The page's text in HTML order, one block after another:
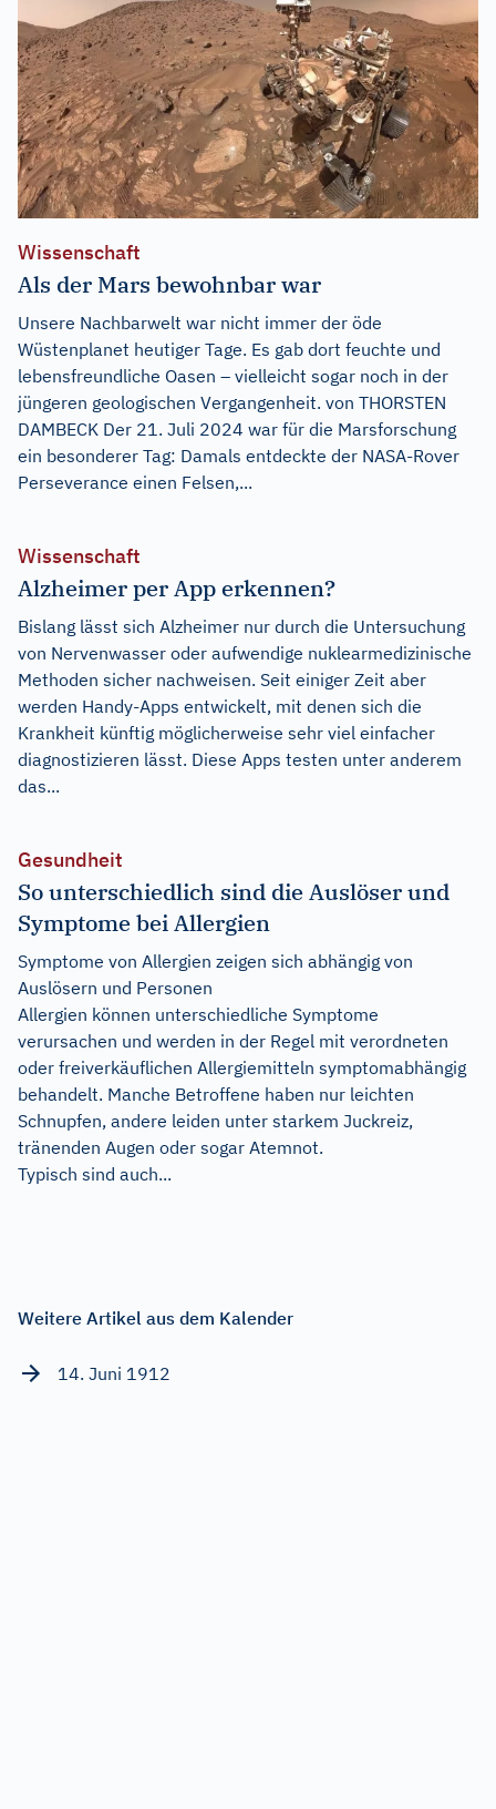
Wissenschaft
Als der Mars bewohnbar war
Unsere Nachbarwelt war nicht immer der öde
Wüstenplanet heutiger Tage. Es gab dort feuchte und
lebensfreundliche Oasen – vielleicht sogar noch in der
jüngeren geologischen Vergangenheit. von THORSTEN
DAMBECK Der 21. Juli 2024 war für die Marsforschung
ein besonderer Tag: Damals entdeckte der NASA-Rover
Perseverance einen Felsen,...
Wissenschaft
Alzheimer per App erkennen?
Bislang lässt sich Alzheimer nur durch die Untersuchung
von Nervenwasser oder aufwendige nuklearmedizinische
Methoden sicher nachweisen. Seit einiger Zeit aber
werden Handy-Apps entwickelt, mit denen sich die
Krankheit künftig möglicherweise sehr viel einfacher
diagnostizieren lässt. Diese Apps testen unter anderem
das...
Gesundheit
So unterschiedlich sind die Auslöser und
Symptome bei Allergien
Symptome von Allergien zeigen sich abhängig von
Auslösern und Personen
Allergien können unterschiedliche Symptome
verursachen und werden in der Regel mit verordneten
oder freiverkäuflichen Allergiemitteln symptomabhängig
behandelt. Manche Betroffene haben nur leichten
Schnupfen, andere leiden unter starkem Juckreiz,
tränenden Augen oder sogar Atemnot.
Typisch sind auch...
Weitere Artikel aus dem Kalender
14. Juni 1912